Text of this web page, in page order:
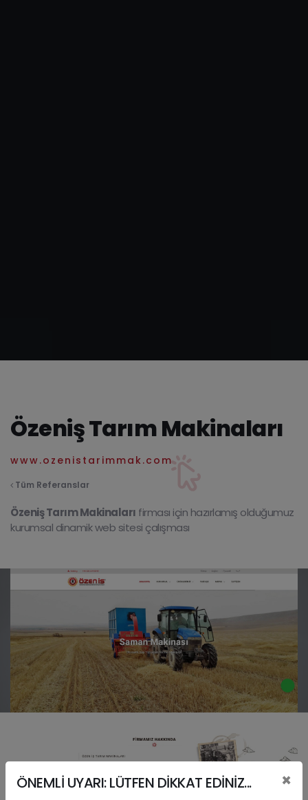
Özeniş Tarım Makinaları
www.ozenistarimmak.com
Tüm Referanslar
Özeniş Tarım Makinaları firması için hazırlamış olduğumuz
kurumsal dinamik web sitesi çalışması
ÖNEMLİ UYARI: LÜTFEN DİKKAT EDİNİZ... ×